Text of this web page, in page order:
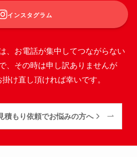
インスタグラム
、お電話が集中してつながらない
、その時は申し訳ありませんが
け直し頂ければ幸いです。
積もり依頼でお悩みの方へ